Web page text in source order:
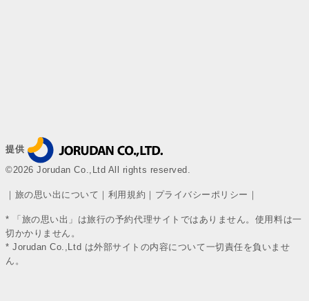
提供
©2026 Jorudan Co.,Ltd All rights reserved.
｜ 旅の思い出について ｜ 利用規約 ｜ プライバシーポリシー ｜
* 「旅の思い出」は旅行の予約代理サイトではありません。使用料は一
切かかりません。
* Jorudan Co.,Ltd は外部サイトの内容について一切責任を負いませ
ん。